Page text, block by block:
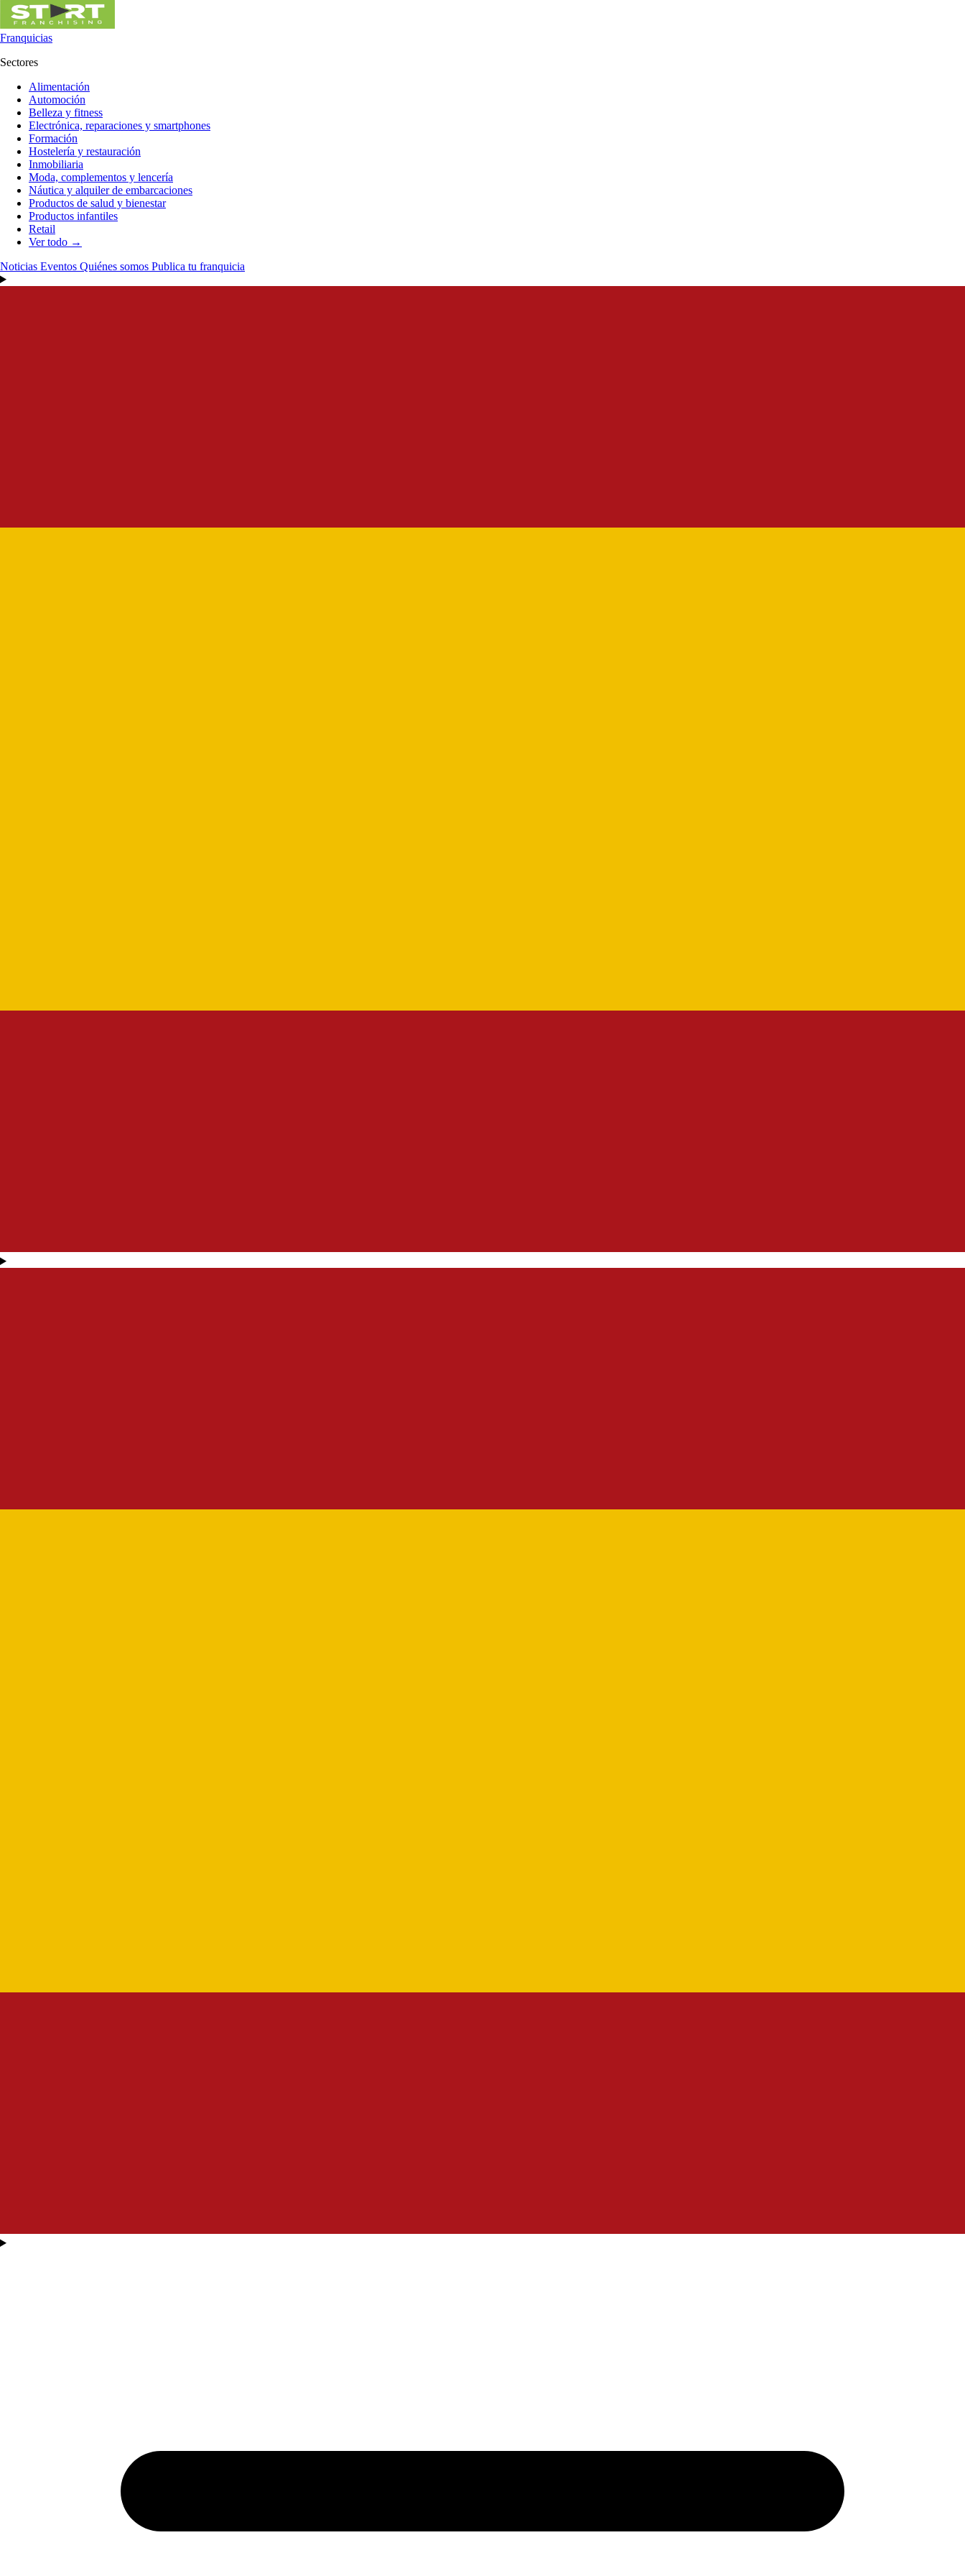
Franquicias
Sectores
Alimentación
Automoción
Belleza y fitness
Electrónica, reparaciones y smartphones
Formación
Hostelería y restauración
Inmobiliaria
Moda, complementos y lencería
Náutica y alquiler de embarcaciones
Productos de salud y bienestar
Productos infantiles
Retail
Ver todo →
Noticias Eventos Quiénes somos Publica tu franquicia